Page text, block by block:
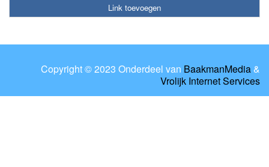
Link toevoegen
Copyright © 2023 Onderdeel van BaakmanMedia &
Vrolijk Internet Services